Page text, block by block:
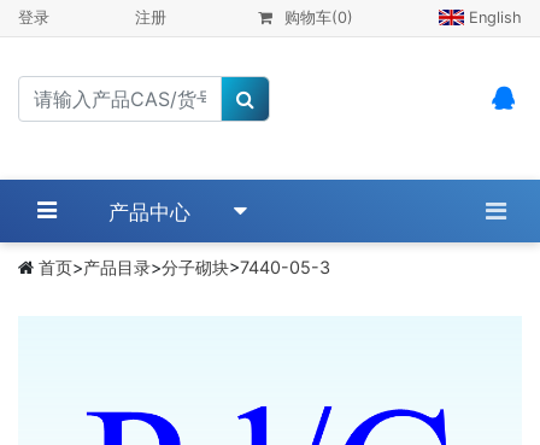
登录 注册 购物车(0) English
产品中心
首页>产品目录>分子砌块>7440-05-3